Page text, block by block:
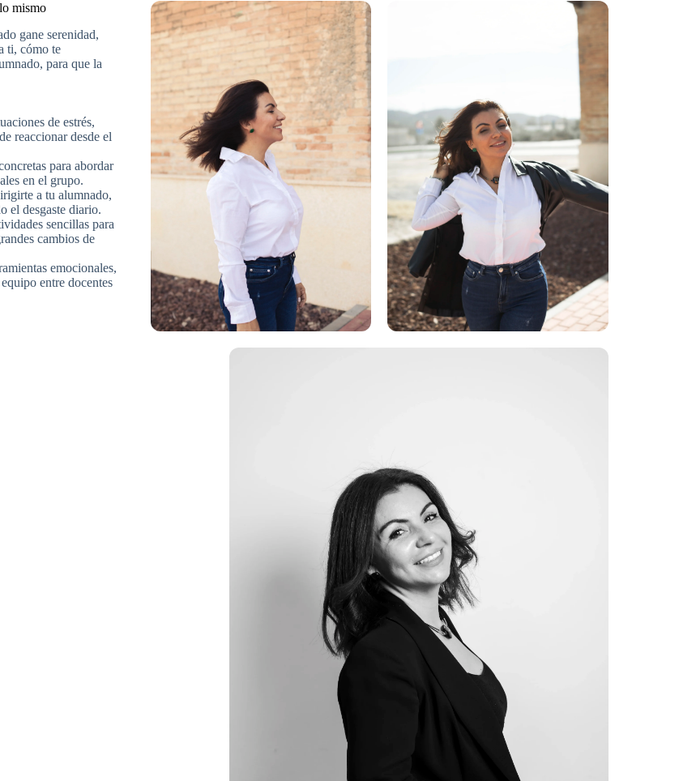
mismo
gane serenidad,
ti, cómo te
para que la
de estrés,
reaccionar desde el
para abordar
en el grupo.
a tu alumnado,
el desgaste diario.
sencillas para
cambios de
emocionales,
entre docentes